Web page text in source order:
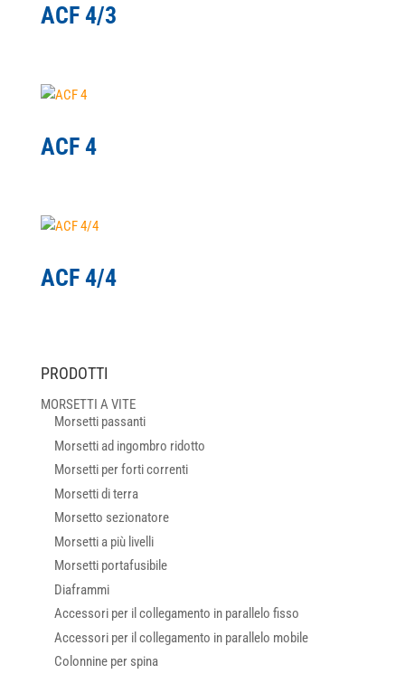
ACF 4/3
ACF 4
ACF 4/4
PRODOTTI
MORSETTI A VITE
Morsetti passanti
Morsetti ad ingombro ridotto
Morsetti per forti correnti
Morsetti di terra
Morsetto sezionatore
Morsetti a più livelli
Morsetti portafusibile
Diaframmi
Accessori per il collegamento in parallelo fisso
Accessori per il collegamento in parallelo mobile
Colonnine per spina